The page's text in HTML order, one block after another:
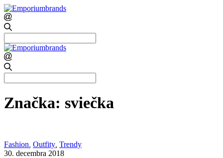
for:
for:
Značka: sviečka
Fashion Outfity Trendy
30. decembra 2018